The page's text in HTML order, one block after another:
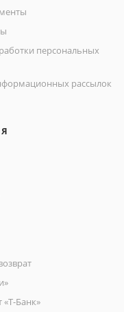
персональных
рассылок
«Т-Банк»